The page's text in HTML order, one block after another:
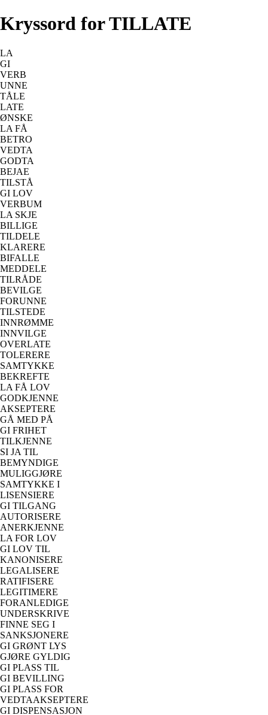
Kryssord for TILLATE
LA
GI
VERB
UNNE
TÅLE
LATE
ØNSKE
LA FÅ
BETRO
VEDTA
GODTA
BEJAE
TILSTÅ
GI LOV
VERBUM
LA SKJE
BILLIGE
TILDELE
KLARERE
BIFALLE
MEDDELE
TILRÅDE
BEVILGE
FORUNNE
TILSTEDE
INNRØMME
INNVILGE
OVERLATE
TOLERERE
SAMTYKKE
BEKREFTE
LA FÅ LOV
GODKJENNE
AKSEPTERE
GÅ MED PÅ
GI FRIHET
TILKJENNE
SI JA TIL
BEMYNDIGE
MULIGGJØRE
SAMTYKKE I
LISENSIERE
GI TILGANG
AUTORISERE
ANERKJENNE
LA FOR LOV
GI LOV TIL
KANONISERE
LEGALISERE
RATIFISERE
LEGITIMERE
FORANLEDIGE
UNDERSKRIVE
FINNE SEG I
SANKSJONERE
GI GRØNT LYS
GJØRE GYLDIG
GI PLASS TIL
GI BEVILLING
GI PLASS FOR
VEDTAAKSEPTERE
GI DISPENSASJON